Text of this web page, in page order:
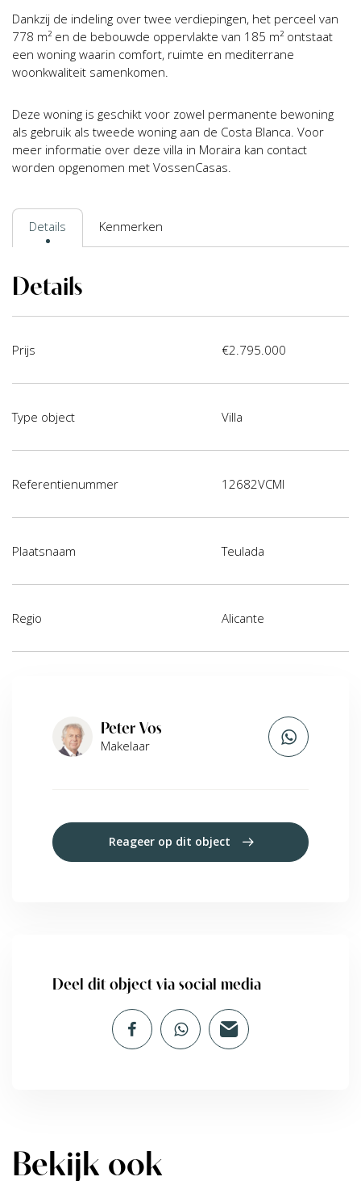
Dankzij de indeling over twee verdiepingen, het perceel van
778 m² en de bebouwde oppervlakte van 185 m² ontstaat
een woning waarin comfort, ruimte en mediterrane
woonkwaliteit samenkomen.
Deze woning is geschikt voor zowel permanente bewoning
als gebruik als tweede woning aan de Costa Blanca. Voor
meer informatie over deze villa in Moraira kan contact
worden opgenomen met VossenCasas.
Details Kenmerken
Details
Prijs €2.795.000
Type object Villa
Referentienummer 12682VCMI
Plaatsnaam Teulada
Regio Alicante
Peter Vos
Makelaar
Reageer op dit object
Deel dit object via social media
Bekijk ook